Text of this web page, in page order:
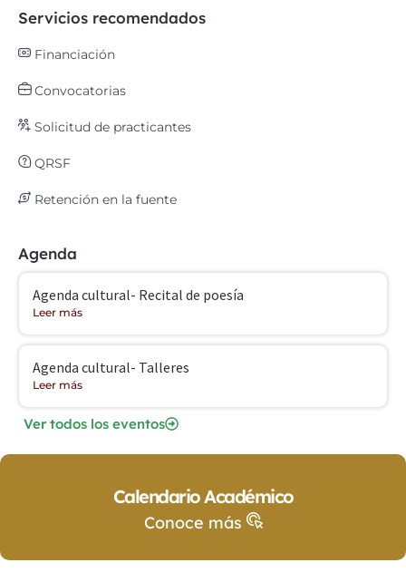
Servicios recomendados
Financiación
Convocatorias
Solicitud de practicantes
QRSF
Retención en la fuente
Agenda
Agenda cultural- Recital de poesía
Leer más
Agenda cultural- Talleres
Leer más
Ver todos los eventos
Calendario Académico
Conoce más